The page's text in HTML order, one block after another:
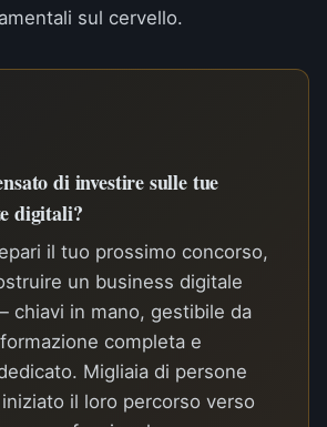
sul cervello.
di investire sulle tue
digitali?
il tuo prossimo concorso,
un business digitale
chiavi in mano, gestibile da
completa e
Migliaia di persone
il loro percorso verso